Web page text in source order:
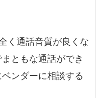
く通話音質が良くな
ともな通話ができ
ンダーに相談する